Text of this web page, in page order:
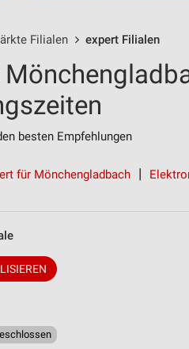
Filialen expert Filialen
besten Empfehlungen
für Mönchengladbach